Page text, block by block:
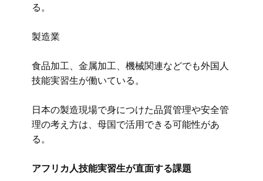
る。
製造業
食品加工、金属加工、機械関連などでも外国人
技能実習生が働いている。
日本の製造現場で身につけた品質管理や安全管
理の考え方は、母国で活用できる可能性があ
る。
アフリカ人技能実習生が直面する課題